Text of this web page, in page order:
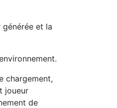
et la
chargement,
joueur
de